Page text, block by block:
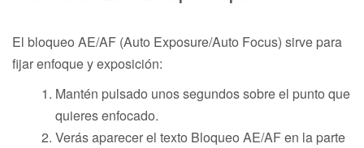
El bloqueo AE/AF (Auto Exposure/Auto Focus) sirve para
fijar enfoque y exposición:
Mantén pulsado unos segundos sobre el punto que
quieres enfocado.
Verás aparecer el texto Bloqueo AE/AF en la parte